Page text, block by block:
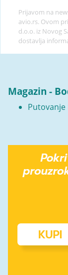
Prijavom na
avio.rs. Ovom
d.o.o. iz Novog
dostavlja
Magazin -